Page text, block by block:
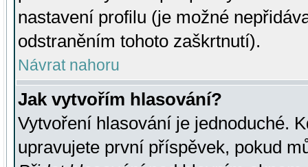
nastavení profilu (je možné
odstraněním tohoto zaškrtnutí).
Návrat nahoru
Jak vytvořím hlasování?
Vytvoření hlasování je jednoduché.
upravujete první příspěvek, pokud